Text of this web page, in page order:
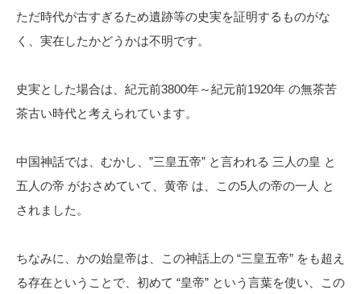
ただ時代が古すぎるため遺跡等の史実を証明するものがな
く、実在したかどうかは不明です。
史実とした場合は、紀元前3800年～紀元前1920年 の無茶苦
茶古い時代と考えられています。
中国神話では、むかし、”三皇五帝” と言われる 三人の皇 と
五人の帝 がおさめていて、黄帝 は、この5人の帝の一人 と
されました。
ちなみに、かの始皇帝は、この神話上の “三皇五帝” をも超え
る存在ということで、初めて “皇帝” という言葉を使い、この